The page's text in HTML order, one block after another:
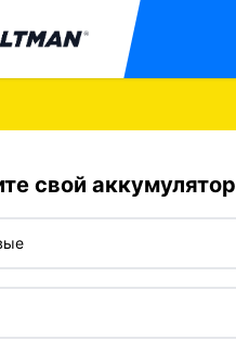
свой аккумулятор